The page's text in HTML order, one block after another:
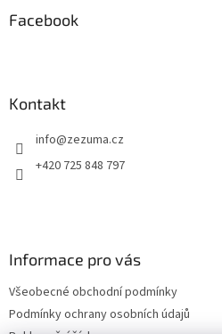
Facebook
Kontakt
info@zezuma.cz
+420 725 848 797
Informace pro vás
Všeobecné obchodní podmínky
Podmínky ochrany osobních údajů